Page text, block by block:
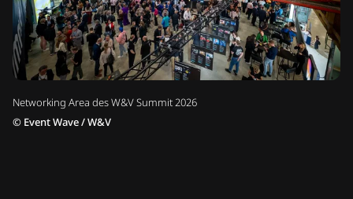
Networking Area des W&V Summit 2026
© Event Wave / W&V